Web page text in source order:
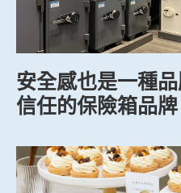
安全感也是一種
信任的保險箱品牌